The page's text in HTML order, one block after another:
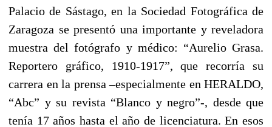
Palacio de Sástago, en la Sociedad Fotográfica de
Zaragoza se presentó una importante y reveladora
muestra del fotógrafo y médico: “Aurelio Grasa.
Reportero gráfico, 1910-1917”, que recorría su
carrera en la prensa –especialmente en HERALDO,
“Abc” y su revista “Blanco y negro”-, desde que
tenía 17 años hasta el año de licenciatura. En esos